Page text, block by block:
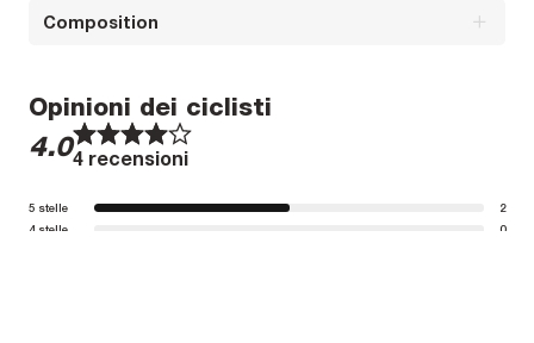
Composition
10% EA
Opinioni dei ciclisti
4.01 2 3 4 5
1 2 3 4
5
4 recensioni
5 stelle
2
4 stelle
0